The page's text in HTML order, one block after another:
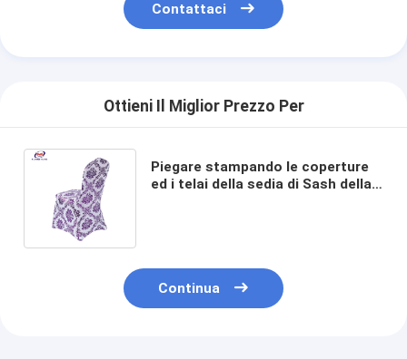
Contattaci
Ottieni Il Miglior Prezzo Per
Piegare stampando le coperture
ed i telai della sedia di Sash della
Continua